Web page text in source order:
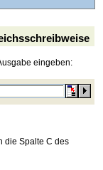
eingeben:
die Spalte C des